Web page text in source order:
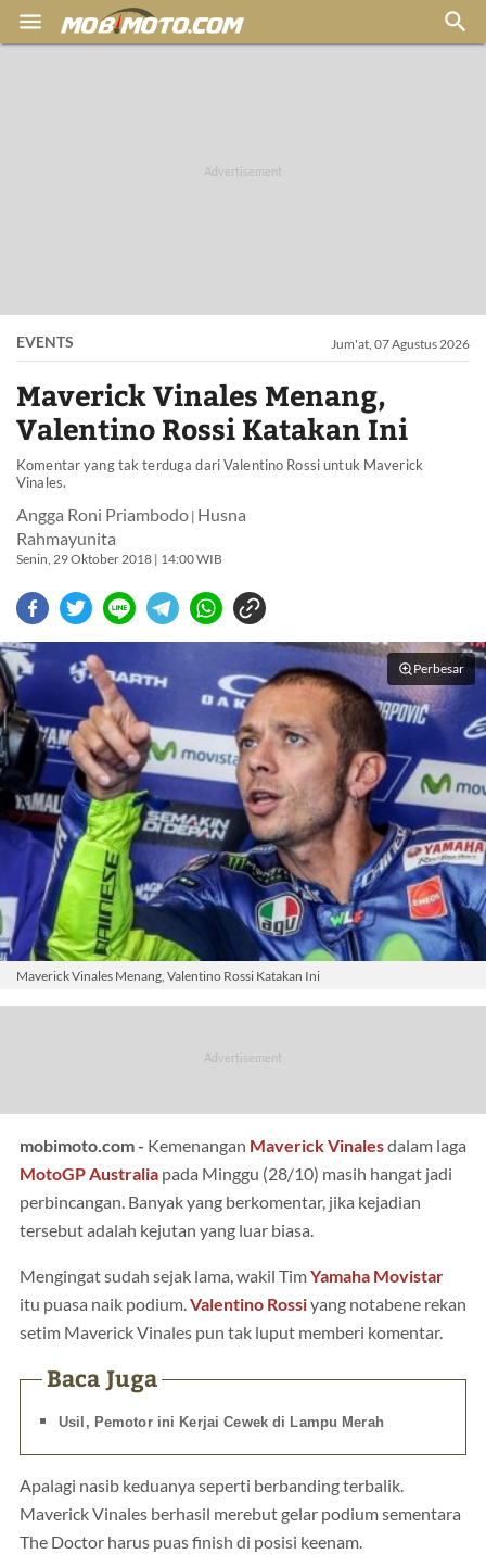
 
EVENTS Jum'at, 07 Agustus 2026
Maverick Vinales Menang,
Valentino Rossi Katakan Ini
Komentar yang tak terduga dari Valentino Rossi untuk Maverick
Vinales.
Angga Roni Priambodo | Husna
Rahmayunita
Senin, 29 Oktober 2018 | 14:00 WIB
Perbesar
Maverick Vinales Menang, Valentino Rossi Katakan Ini
mobimoto.com - Kemenangan Maverick Vinalesdalam laga
MotoGP Australia pada Minggu (28/10) masih hangat jadi
perbincangan. Banyak yang berkomentar, jika kejadian
tersebut adalah kejutan yang luar biasa.
Mengingat sudah sejak lama, wakil TimYamaha Movistar
itu puasa naik podium. Valentino Rossiyang notabene rekan
setim Maverick Vinales pun tak luput memberi komentar.
Baca Juga
Usil, Pemotor ini Kerjai Cewek di Lampu Merah
Apalagi nasib keduanya seperti berbanding terbalik.
Maverick Vinales berhasil merebut gelar podium sementara
The Doctor harus puas finish di posisi keenam.